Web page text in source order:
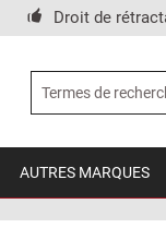
Droit de
AUTRES MARQUES